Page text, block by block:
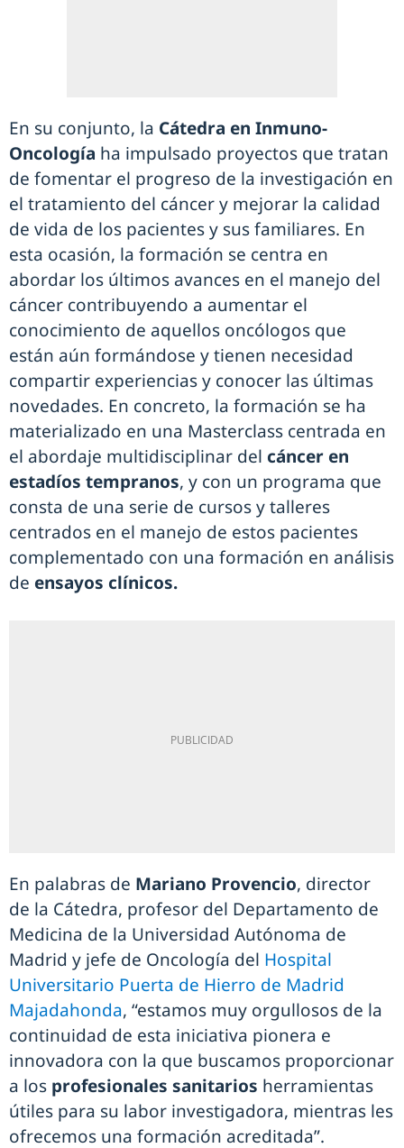
En su conjunto, la Cátedra en Inmuno-
Oncología ha impulsado proyectos que tratan
de fomentar el progreso de la investigación en
el tratamiento del cáncer y mejorar la calidad
de vida de los pacientes y sus familiares. En
esta ocasión, la formación se centra en
abordar los últimos avances en el manejo del
cáncer contribuyendo a aumentar el
conocimiento de aquellos oncólogos que
están aún formándose y tienen necesidad
compartir experiencias y conocer las últimas
novedades. En concreto, la formación se ha
materializado en una Masterclass centrada en
el abordaje multidisciplinar del cáncer en
estadíos tempranos, y con un programa que
consta de una serie de cursos y talleres
centrados en el manejo de estos pacientes
complementado con una formación en análisis
de ensayos clínicos.
En palabras de Mariano Provencio, director
de la Cátedra, profesor del Departamento de
Medicina de la Universidad Autónoma de
Madrid y jefe de Oncología del Hospital
Universitario Puerta de Hierro de Madrid
Majadahonda, “estamos muy orgullosos de la
continuidad de esta iniciativa pionera e
innovadora con la que buscamos proporcionar
a los profesionales sanitarios herramientas
útiles para su labor investigadora, mientras les
ofrecemos una formación acreditada”.